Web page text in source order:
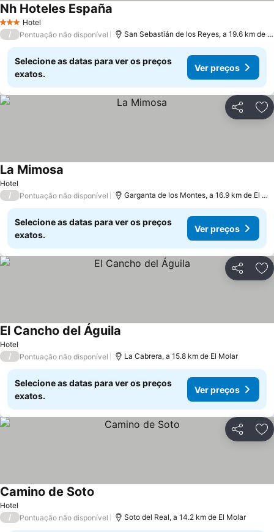
3 EstrelasHotel
Nh Hoteles España
/ Pontuação não disponível San Sebastián de los Reyes, a 19.6 km de El Molar
Selecione as datas para ver os preços
exatos.
Ver preços
Partilhar
Hotel
La Mimosa
/ Pontuação não disponível Garganta de los Montes, a 16.9 km de El Molar
Selecione as datas para ver os preços
exatos.
Ver preços
Partilhar
Hotel
El Cancho del Águila
/ Pontuação não disponível La Cabrera, a 15.8 km de El Molar
Selecione as datas para ver os preços
exatos.
Ver preços
Partilhar
Hotel
Camino de Soto
/ Pontuação não disponível Soto del Real, a 14.2 km de El Molar